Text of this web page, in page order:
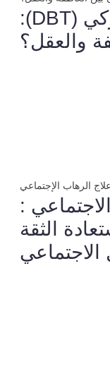
العلاج الجدلي السلوكي (DBT):
والعقل؟
:
الثقة
الاجتماعي